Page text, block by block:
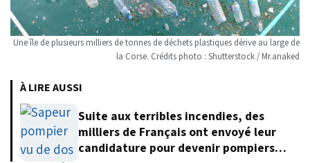
Une île de plusieurs milliers de tonnes de déchets plastiques dérive au large de
la Corse. Crédits photo : Shutterstock / Mr.anaked
À LIRE AUSSI
Suite aux terribles incendies, des
milliers de Français ont envoyé leur
candidature pour devenir pompiers